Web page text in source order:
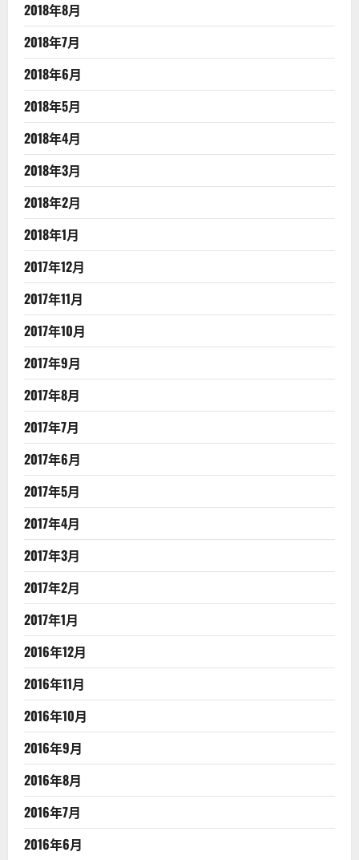
2018年8月
2018年7月
2018年6月
2018年5月
2018年4月
2018年3月
2018年2月
2018年1月
2017年12月
2017年11月
2017年10月
2017年9月
2017年8月
2017年7月
2017年6月
2017年5月
2017年4月
2017年3月
2017年2月
2017年1月
2016年12月
2016年11月
2016年10月
2016年9月
2016年8月
2016年7月
2016年6月